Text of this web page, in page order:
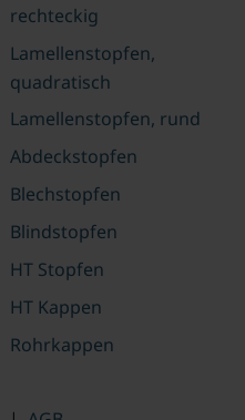
rechteckig
Lamellenstopfen,
quadratisch
Lamellenstopfen, rund
Abdeckstopfen
Blechstopfen
Blindstopfen
HT Stopfen
HT Kappen
Rohrkappen